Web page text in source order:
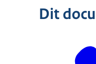
Dit